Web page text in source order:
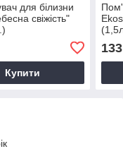
для білизни
свіжість"
Купити
133